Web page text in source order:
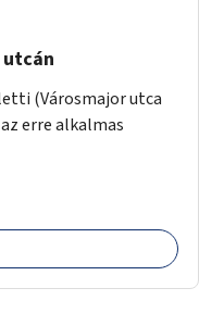
(Városmajor utca
erre alkalmas